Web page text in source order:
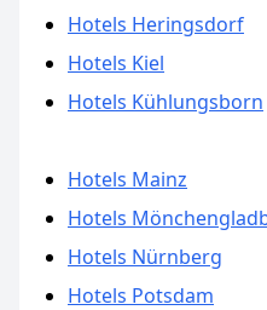
Hotels Heringsdorf
Hotels Kiel
Hotels Kühlungsborn
Hotels Mainz
Hotels
Hotels Nürnberg
Hotels Potsdam